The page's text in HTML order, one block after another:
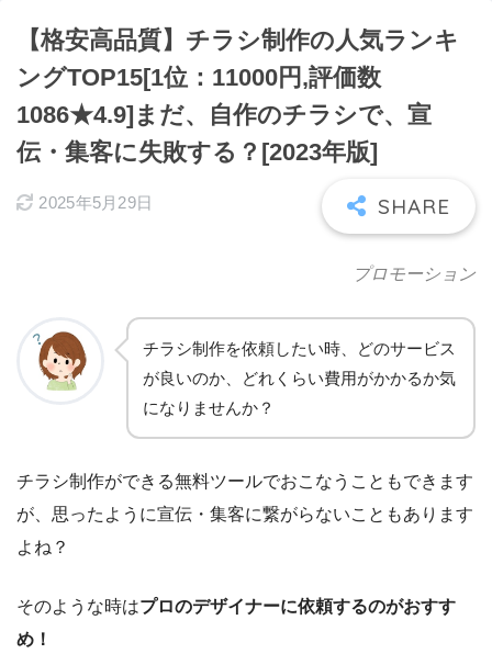
【格安高品質】チラシ制作の人気ランキ
ングTOP15[1位：11000円,評価数
1086★4.9]まだ、自作のチラシで、宣
伝・集客に失敗する？[2023年版]
2025年5月29日
プロモーション
チラシ制作を依頼したい時、どのサービス
が良いのか、どれくらい費用がかかるか気
になりませんか？
チラシ制作ができる無料ツールでおこなうこともできます
が、思ったように宣伝・集客に繋がらないこともあります
よね？
そのような時はプロのデザイナーに依頼するのがおすす
め！